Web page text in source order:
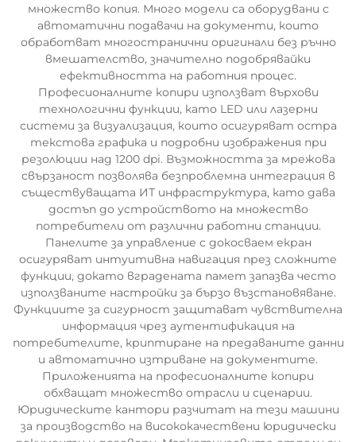
множество копия. Много модели са оборудвани с
автоматични подавачи на документи, които
обработват многостранични оригинали без ръчно
вмешателство, значително подобрявайки
ефективността на работния процес.
Професионалните копири използват върхови
технологични функции, като LED или лазерни
системи за визуализация, които осигуряват остра
текстова графика и подробни изображения при
резолюции над 1200 dpi. Възможността за мрежова
свързаност позволява безпроблемна интеграция в
съществуващата ИТ инфраструктура, като дава
достъп до устройството на множество
потребители от различни работни станции.
Панелите за управление с докосваем екран
осигуряват интуитивна навигация през сложните
функции, докато вградената памет запазва често
използваните настройки за бързо възстановяване.
Функциите за сигурност защитават чувствителна
информация чрез аутентификация на
потребителите, криптиране на предаваните данни
и автоматично изтриване на документите.
Приложенията на професионалните копири
обхващат множество отрасли и сценарии.
Юридическите кантори разчитат на тези машини
за производство на висококачествени юридически